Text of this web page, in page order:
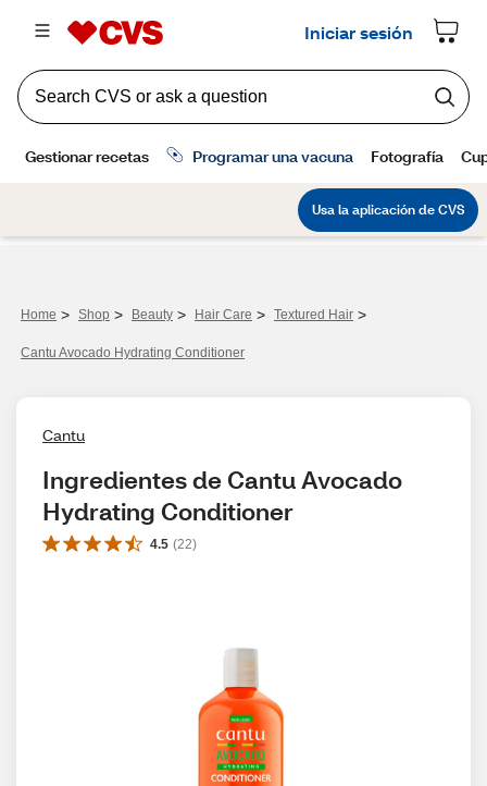
Home > Shop > Beauty > Hair Care > Textured Hair >
Cantu Avocado Hydrating Conditioner
Cantu
Ingredientes de Cantu Avocado
Hydrating Conditioner
4.5 (22)